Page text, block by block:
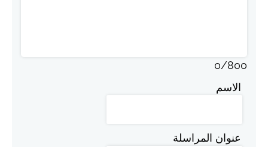
0/800
الاسم
عنوان المراسلة